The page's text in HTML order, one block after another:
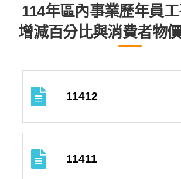
114年區內事業歷年員
增減百分比與消費者物
11412
11411